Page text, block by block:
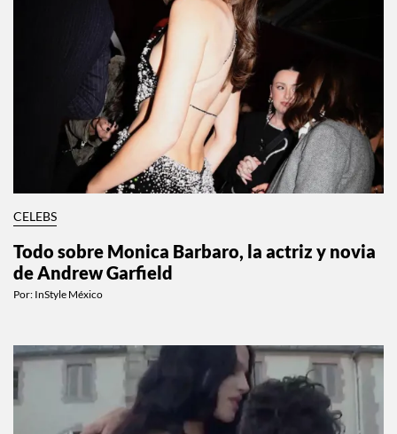
CELEBS
Todo sobre Monica Barbaro, la actriz y novia
de Andrew Garfield
Por: InStyle México